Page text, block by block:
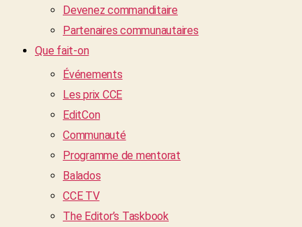
Devenez commanditaire
Partenaires communautaires
Que fait-on
Événements
Les prix CCE
EditCon
Communauté
Programme de mentorat
Balados
CCE TV
The Editor’s Taskbook